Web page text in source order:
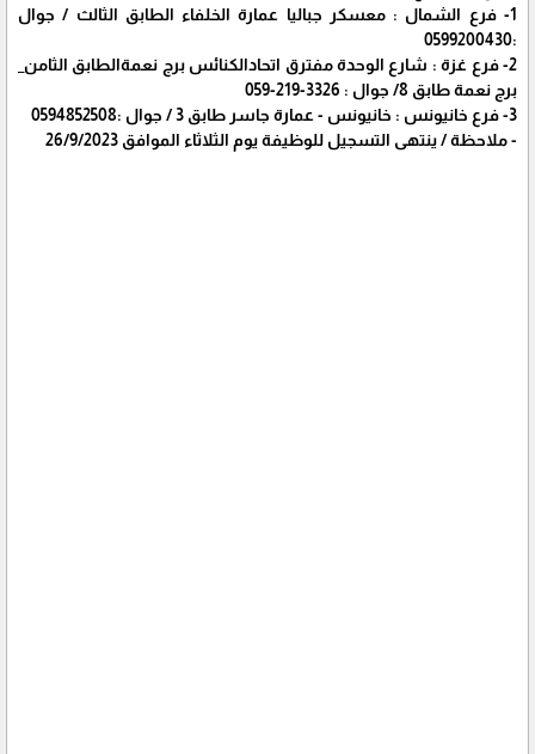
1- فرع الشمال : معسكر جباليا عمارة الخلفاء الطابق الثالث / جوال
:0599200430
2- فرع غزة : شارع الوحدة مفترق اتحادالكنائس برج نعمةالطابق الثامن_
برج نعمة طابق 8/ جوال : ‏‪ ‏‪059-219-3326‬‏
3- فرع خانيونس : خانيونس - عمارة جاسر طابق 3 / جوال :0594852508
- ملاحظة / ينتهى التسجيل للوظيفة يوم الثلاثاء الموافق 26/9/2023